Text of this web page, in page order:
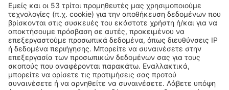
Μας συγχωρείτε, δεν υπάρχουν
αποτελέσματα για την αναζήτησή σας
Προσπαθήστε να κάνετε αναζήτηση με διαφορετικά κριτήρια